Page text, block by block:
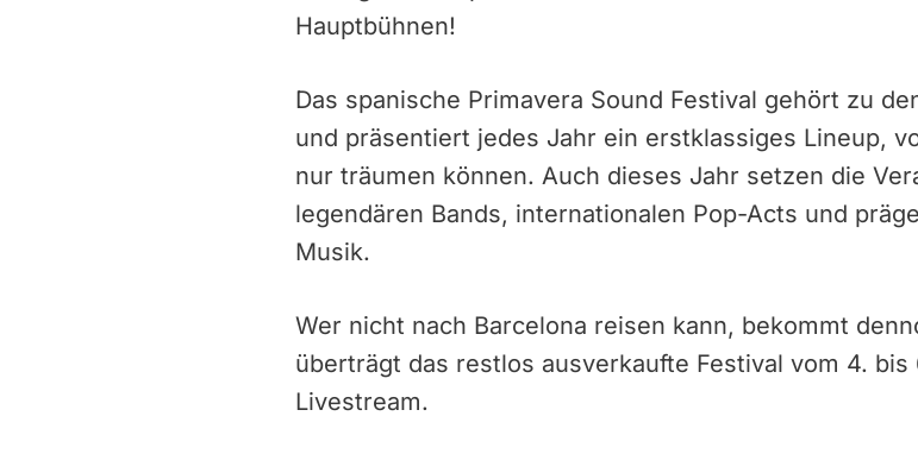
Hauptbühnen!
Das spanische Primavera Sound Festival gehört zu
und präsentiert jedes Jahr ein erstklassiges Lineup,
nur träumen können. Auch dieses Jahr setzen die
legendären Bands, internationalen Pop-Acts und
Musik.
Wer nicht nach Barcelona reisen kann, bekommt
überträgt das restlos ausverkaufte Festival vom 4.
Livestream.